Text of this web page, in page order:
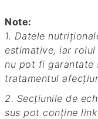
Note:
1. Datele nutriționale furnizate la unele rețete sunt
estimative, iar
nu pot fi garantate
tratamentul
2. Secțiunile de echipamente și ingrediente de mai
sus pot conține